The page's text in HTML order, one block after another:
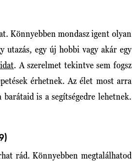
Könnyebben mondasz igent olyan
utazás, egy új hobbi vagy akár egy
. A szerelmet tekintve sem fogsz
érhetnek. Az élet most arra
is a segítségedre lehetnek.
rád. Könnyebben megtalálhatod